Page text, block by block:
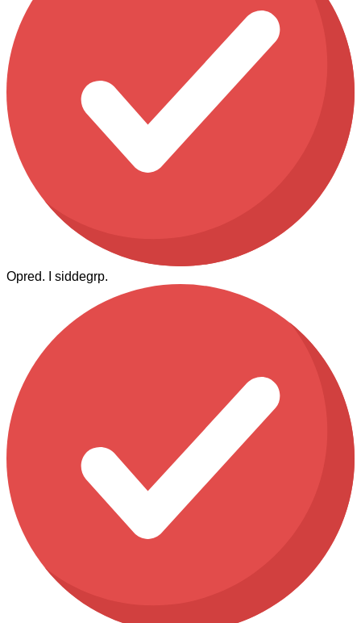
Opred. I siddegrp.